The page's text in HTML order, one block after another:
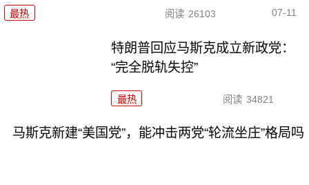
最热 阅读 26103 07-11
特朗普回应马斯克成立新政党：
“完全脱轨失控”
最热 阅读 34821
马斯克新建“美国党”，能冲击两党“轮流坐庄”格局吗